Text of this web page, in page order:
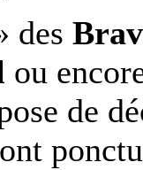
des
ou
de